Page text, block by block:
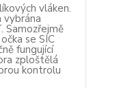
vláken.
vybrána
Samozřejmě
se SIC
fungující
zploštělá
kontrolu